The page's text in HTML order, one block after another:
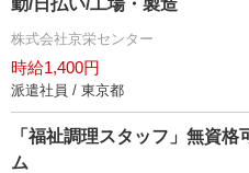
株式会社京栄センター
時給1,400円
派遣社員 / 東京都
「福祉調理スタッフ」無資
ム